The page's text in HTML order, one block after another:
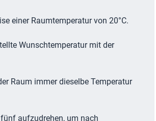
einer Raumtemperatur von 20°C.
Wunschtemperatur mit der
Raum immer dieselbe Temperatur
aufzudrehen, um nach